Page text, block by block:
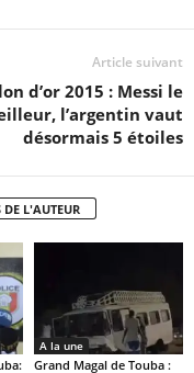
Article suivant
d’or 2015 : Messi le
l’argentin vaut
désormais 5 étoiles
DE L'AUTEUR
A la une
Grand Magal de Touba :